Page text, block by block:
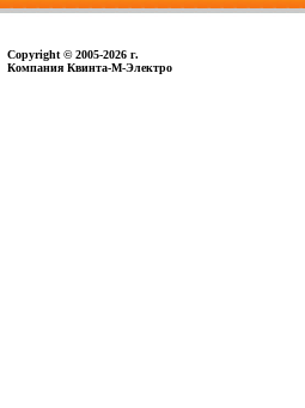
Copyright © 2005-2026 г.
Компания Квинта-М-Электро